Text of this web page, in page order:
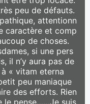
peu de défauts.
attentionn
caractère et comp
de choses.
si une pers
il n’y aura pas de
« vitam eterna
peu maniaque
des efforts. Rien
le pense……Je suis